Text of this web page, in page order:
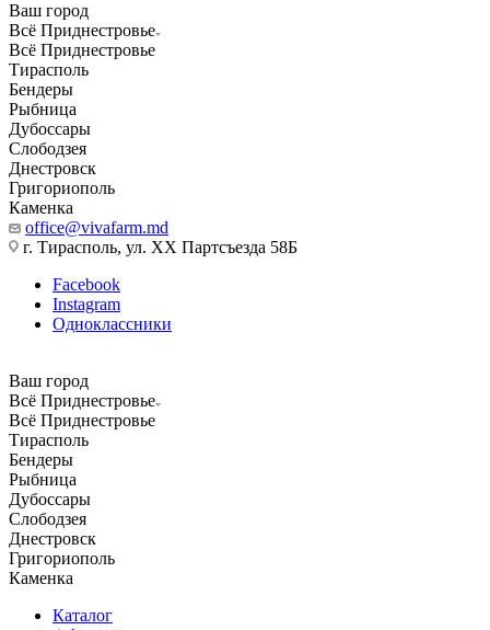
Ваш город
Всё Приднестровье
Всё Приднестровье
Тирасполь
Бендеры
Рыбница
Дубоссары
Слободзея
Днестровск
Григориополь
Каменка
office@vivafarm.md
г. Тирасполь, ул. ХХ Партсъезда 58Б
Facebook
Instagram
Одноклассники
Ваш город
Всё Приднестровье
Всё Приднестровье
Тирасполь
Бендеры
Рыбница
Дубоссары
Слободзея
Днестровск
Григориополь
Каменка
Каталог